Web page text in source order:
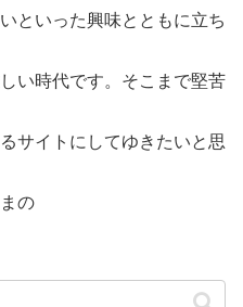
といった興味とともに立ち
い時代です。そこまで堅苦
サイトにしてゆきたいと思
の